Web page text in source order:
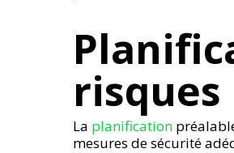
risques
La planification
mesures de sécurité